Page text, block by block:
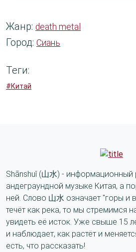
Жанр: death metal
Город: Сиань
Теги:
#Китай
Shānshuǐ (山水) - информационный
андеграундной музыке Китая, а
ней. Слово 山水 означает "горы и
течёт как река, то мы стремимся
увидеть её исток. Уже свыше 15
и наблюдает, как растёт и
есть, что рассказать!